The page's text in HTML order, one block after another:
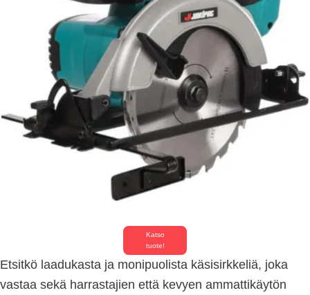
Katso
tuote!
Etsitkö laadukasta ja monipuolista käsisirkkeliä, joka
vastaa sekä harrastajien että kevyen ammattikäytön